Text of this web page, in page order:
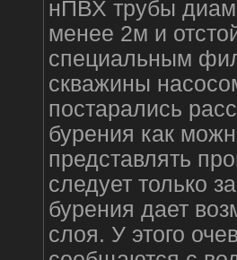
нПВХ трубы
менее 2м и
специальным
скважины
постарались
бурения как
представлять
следует только
бурения дает
слоя. У этого